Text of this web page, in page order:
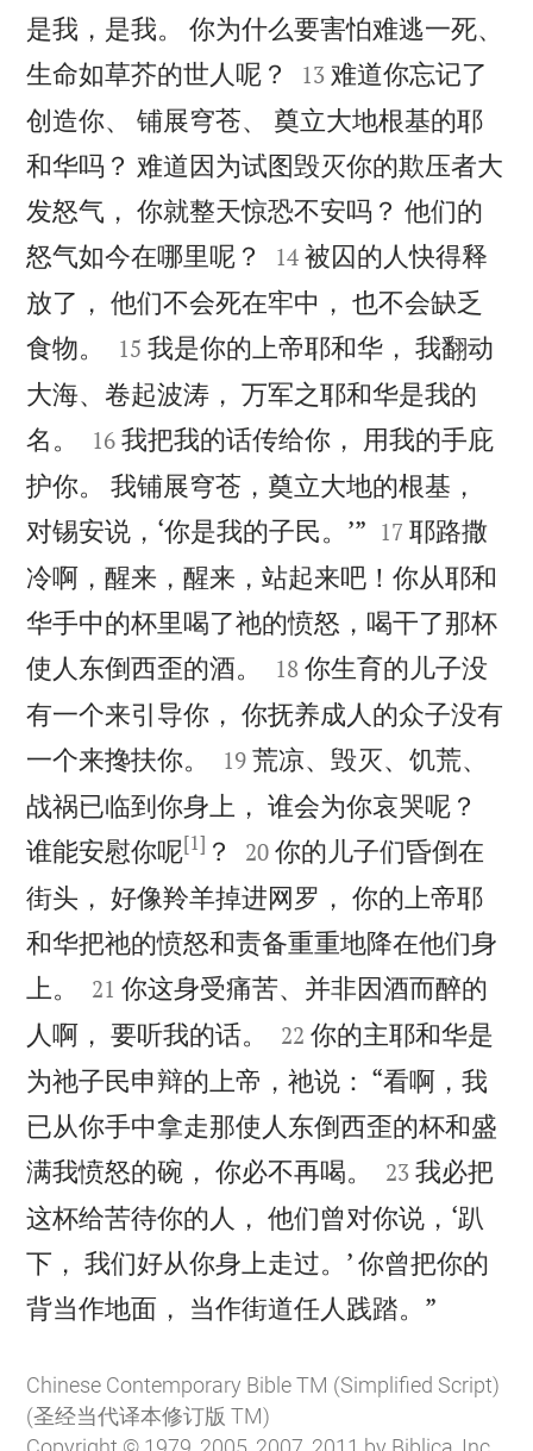
是我，是我。 你为什么要害怕难逃一死、
生命如草芥的世人呢？


13 难道你忘记了
创造你、 铺展穹苍、 奠立大地根基的耶
和华吗？ 难道因为试图毁灭你的欺压者大
发怒气， 你就整天惊恐不安吗？ 他们的
怒气如今在哪里呢？


14 被囚的人快得释
放了， 他们不会死在牢中， 也不会缺乏
食物。


15 我是你的上帝耶和华， 我翻动
大海、卷起波涛， 万军之耶和华是我的
名。


16 我把我的话传给你， 用我的手庇
护你。 我铺展穹苍，奠立大地的根基，
对锡安说，‘你是我的子民。’” 

17 耶路撒
冷啊，醒来，醒来，站起来吧！你从耶和
华手中的杯里喝了祂的愤怒，喝干了那杯
使人东倒西歪的酒。


18 你生育的儿子没
有一个来引导你， 你抚养成人的众子没有
一个来搀扶你。


19 荒凉、毁灭、饥荒、
战祸已临到你身上， 谁会为你哀哭呢？
谁能安慰你呢[1] ？ 

20 你的儿子们昏倒在
街头， 好像羚羊掉进网罗， 你的上帝耶
和华把祂的愤怒和责备重重地降在他们身
上。


21 你这身受痛苦、并非因酒而醉的
人啊， 要听我的话。


22 你的主耶和华是
为祂子民申辩的上帝，祂说： “看啊，我
已从你手中拿走那使人东倒西歪的杯和盛
满我愤怒的碗， 你必不再喝。


23 我必把
这杯给苦待你的人， 他们曾对你说，‘趴
下， 我们好从你身上走过。’ 你曾把你的
背当作地面， 当作街道任人践踏。”
Chinese Contemporary Bible TM (Simplified Script)
(圣经当代译本修订版 TM)